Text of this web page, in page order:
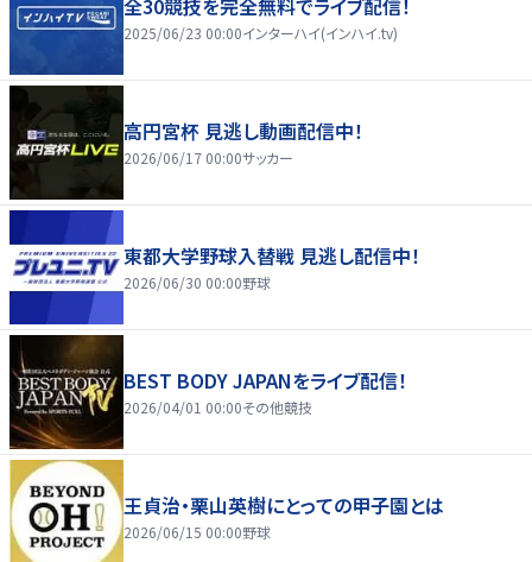
全30競技を完全無料でライブ配信！
2025/06/23 00:00インターハイ(インハイ.tv)
高円宮杯 見逃し動画配信中！
2026/06/17 00:00サッカー
東都大学野球入替戦 見逃し配信中！
2026/06/30 00:00野球
BEST BODY JAPANをライブ配信！
2026/04/01 00:00その他競技
王貞治・栗山英樹にとっての甲子園とは
2026/06/15 00:00野球